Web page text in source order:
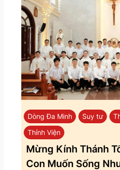
Dòng Đa Minh Suy tư
Thỉnh Viện
Mừng Kính Thánh
Con Muốn Sống